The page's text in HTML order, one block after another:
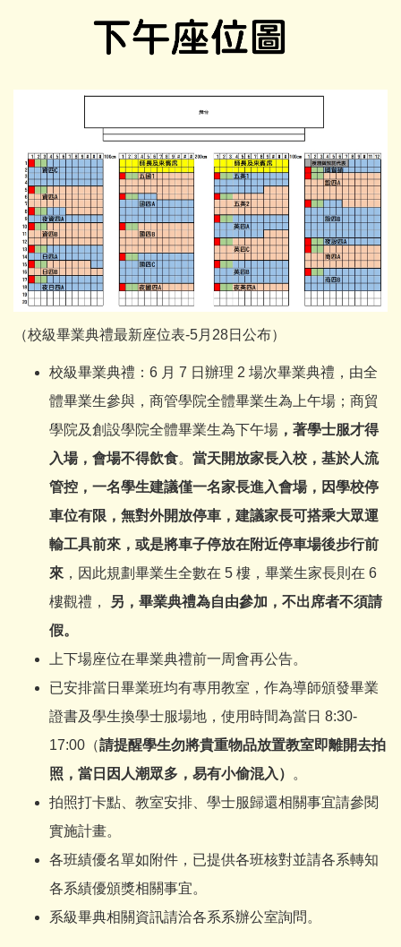
（校級畢業典禮最新座位表-5月28日公布）
校級畢業典禮：6 月 7 日辦理 2 場次畢業典禮，由全
體畢業生參與，商管學院全體畢業生為上午場；商貿
學院及創設學院全體畢業生為下午場 ，著學士服才得
入場，會場不得飲食。 當天開放家長入校，基於人流
管控，一名學生建議僅一名家長進入會場，因學校停
車位有限，無對外開放停車，建議家長可搭乘大眾運
輸工具前來，或是將車子停放在附近停車場後步行前
來 ，因此規劃畢業生全數在 5 樓，畢業生家長則在 6
樓觀禮，
另，畢業典禮為自由參加，不出席者不須請
假。
上下場座位在畢業典禮前一周會再公告。
已安排當日畢業班均有專用教室，作為導師頒發畢業
證書及學生換學士服場地，使用時間為當日 8:30-
17:00（請提醒學生勿將貴重物品放置教室即離開去拍
照，當日因人潮眾多，易有小偷混入）
。
拍照打卡點、教室安排、學士服歸還相關事宜請參閱
實施計畫。
各班績優名單如附件，已提供各班核對並請各系轉知
各系績優頒獎相關事宜。
系級畢典相關資訊請洽各系系辦公室詢問。